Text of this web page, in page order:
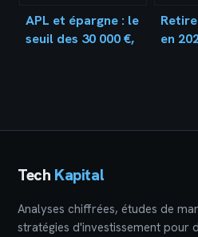
APL et épargne : le
seuil des 30 000 €,
en
Tech Kapital
Analyses chiffrées, études de
stratégies d'investissement pour